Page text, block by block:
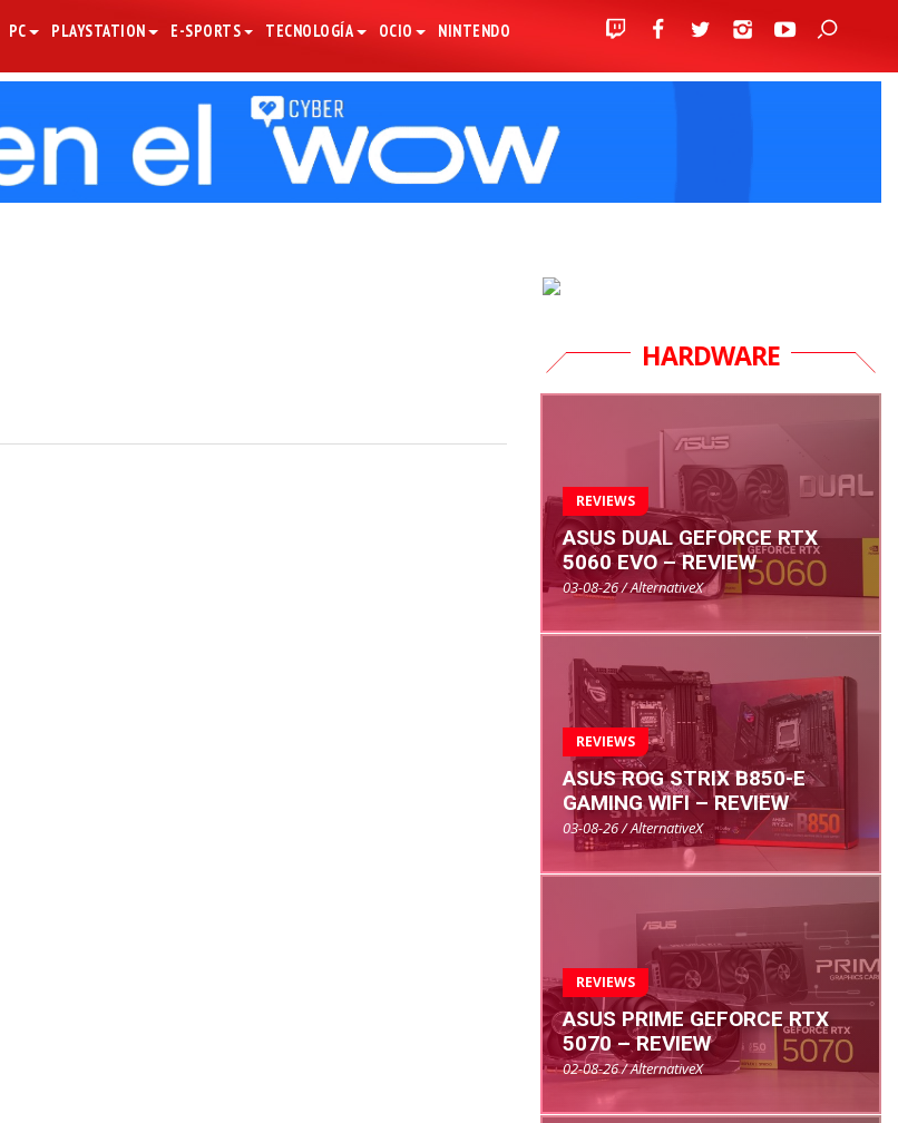
PC PLAYSTATION E-SPORTS TECNOLOGÍA OCIO NINTENDO
HARDWARE
REVIEWS
ASUS DUAL GEFORCE RTX
5060 EVO – REVIEW
03-08-26 / AlternativeX
REVIEWS
ASUS ROG STRIX B850-E
GAMING WIFI – REVIEW
03-08-26 / AlternativeX
REVIEWS
ASUS PRIME GEFORCE RTX
5070 – REVIEW
02-08-26 / AlternativeX